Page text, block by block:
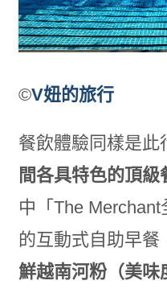
©V妞的旅行
餐飲體驗同樣是此
間各具特色的頂
中「The
的互動式自助早餐
鮮越南河粉（美味